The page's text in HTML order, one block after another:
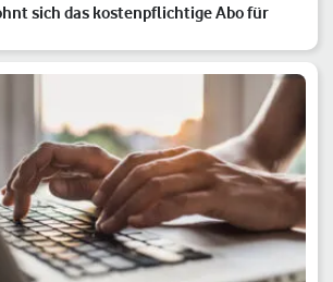
sich das kostenpflichtige Abo für